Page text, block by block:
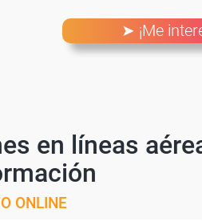
➤ ¡Me
en líneas
ONLINE